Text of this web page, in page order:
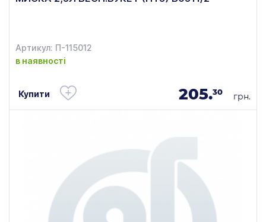
Артикул: П-115012
в наявності
Купити 205.30 грн.